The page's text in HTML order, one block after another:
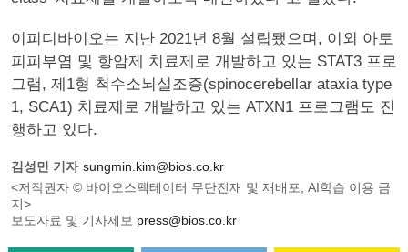
이피디바이오는 지난 2021년 8월 설립됐으며, 이외 아토
피피부염 및 항암제 치료제로 개발하고 있는 STAT3 프로
그램, 제1형 척수소뇌실조증(spinocerebellar ataxia type
1, SCA1) 치료제로 개발하고 있는 ATXN1 프로그램도 진
행하고 있다.
김성민 기자 sungmin.kim@bios.co.kr
<저작권자 © 바이오스펙테이터 무단전재 및 재배포, AI학습 이용 금
지>
보도자료 및 기사제보 press@bios.co.kr